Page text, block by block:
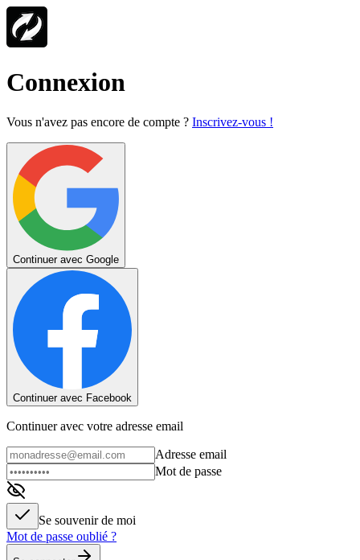
Connexion
Vous n'avez pas encore de compte ? Inscrivez-vous !
Continuer avec Google
Continuer avec Facebook
Continuer avec votre adresse email
Adresse email
Mot de passe
Se souvenir de moi
Mot de passe oublié ?